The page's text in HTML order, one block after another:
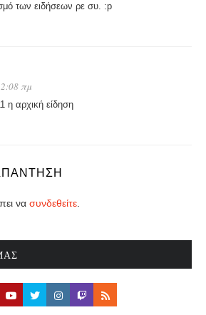
των ειδήσεων ρε συ. :p
πμ
η αρχική είδηση
να συνδεθείτε